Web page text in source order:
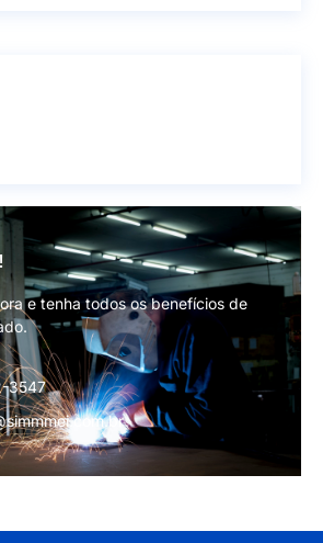
e tenha todos os benefícios de
3547